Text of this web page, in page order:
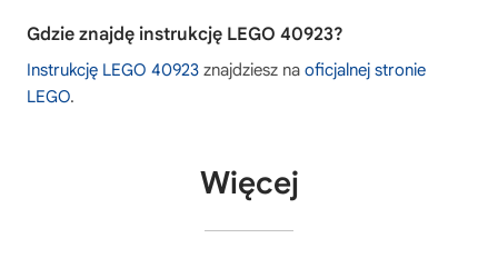
Gdzie znajdę instrukcję LEGO 40923?
Instrukcję LEGO 40923 znajdziesz na oficjalnej stronie
LEGO.
Więcej